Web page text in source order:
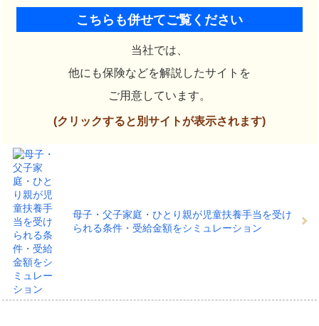
こちらも併せてご覧ください
当社では、
他にも保険などを解説したサイトを
ご用意しています。
(クリックすると別サイトが表示されます)
母子・父子家庭・ひとり親が児童扶養手当を受け
られる条件・受給金額をシミュレーション